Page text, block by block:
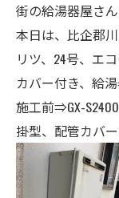
街の給湯器屋さん
本日は、比企郡川
リツ、24号、エ
カバー付き、給
施工前⇒GX-
掛型、配管カバ